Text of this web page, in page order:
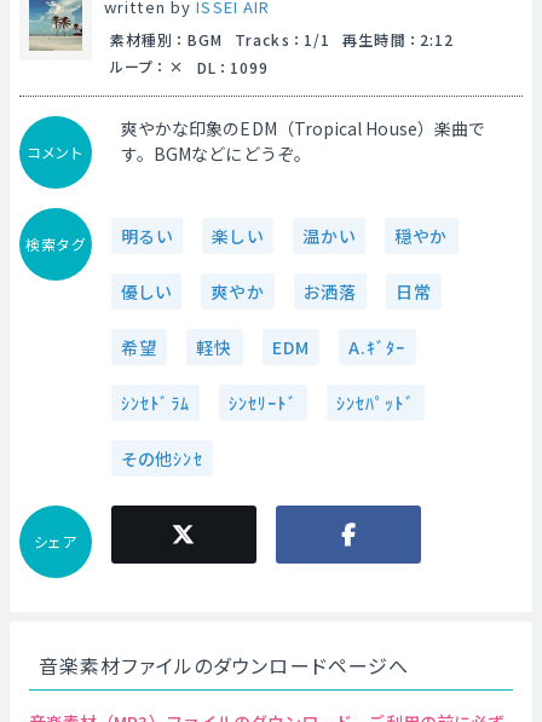
written byISSEI AIR
素材種別 ： BGM Tracks ： 1/1 再生時間 ： 2:12
ループ ： DL ： 1099
コメント
爽やかな印象のEDM（Tropical House）楽曲で
す。BGMなどにどうぞ。
検索タグ 明るい 楽しい 温かい 穏やか
優しい 爽やか お洒落 日常
希望 軽快 EDM A.ｷﾞﾀｰ
ｼﾝｾﾄﾞﾗﾑ ｼﾝｾﾘｰﾄﾞ ｼﾝｾﾊﾟｯﾄﾞ
その他ｼﾝｾ
シェア
音楽素材ファイルのダウンロードページへ